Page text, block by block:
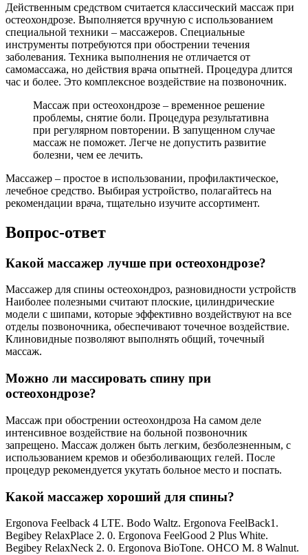
Действенным средством считается классический массаж при
остеохондрозе. Выполняется вручную с использованием
специальной техники – массажеров. Специальные
инструменты потребуются при обострении течения
заболевания. Техника выполнения не отличается от
самомассажа, но действия врача опытней. Процедура длится
час и более. Это комплексное воздействие на позвоночник.
Массаж при остеохондрозе – временное решение
проблемы, снятие боли. Процедура результативна
при регулярном повторении. В запущенном случае
массаж не поможет. Легче не допустить развитие
болезни, чем ее лечить.
Массажер – простое в использовании, профилактическое,
лечебное средство. Выбирая устройство, полагайтесь на
рекомендации врача, тщательно изучите ассортимент.
Вопрос-ответ
Какой массажер лучше при остеохондрозе?
Массажер для спины остеохондроз, разновидности устройств
Наиболее полезными считают плоские, цилиндрические
модели с шипами, которые эффективно воздействуют на все
отделы позвоночника, обеспечивают точечное воздействие.
Клиновидные позволяют выполнять общий, точечный
массаж.
Можно ли массировать спину при
остеохондрозе?
Массаж при обострении остеохондроза На самом деле
интенсивное воздействие на больной позвоночник
запрещено. Массаж должен быть легким, безболезненным, с
использованием кремов и обезболивающих гелей. После
процедур рекомендуется укутать больное место и поспать.
Какой массажер хороший для спины?
Ergonova Feelback 4 LTE. Bodo Waltz. Ergonova FeelBack1.
Begibey RelaxPlace 2. 0. Ergonova FeelGood 2 Plus White.
Begibey RelaxNeck 2. 0. Ergonova BioTone. OHCO M. 8 Walnut.